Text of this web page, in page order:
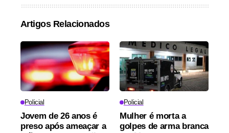
Artigos Relacionados
Policial
Jovem de 26 anos é
preso após ameaçar a
Policial
Mulher é morta a
golpes de arma branca